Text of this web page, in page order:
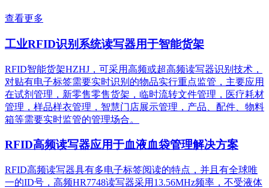
查看更多
工业RFID识别系统读写器用于智能货架
RFID智能货架HZHJ，可采用高频或超高频读写器识别技术，
对贴有电子标签需要实时识别的物品实行重点监管，主要应用
在试剂管理，新零售零售货架，临时流转文件管理，医疗耗材
管理，样品样衣管理，智慧门店展示管理，产品、配件、物料
箱等需要实时监管的管理场合。
RFID高频读写器应用于血液血袋管理解决方案
RFID高频读写器具有多电子标签阅读的特点，并且有全球唯
一的ID号，高频HR7748读写器采用13.56MHz频率，不受液体